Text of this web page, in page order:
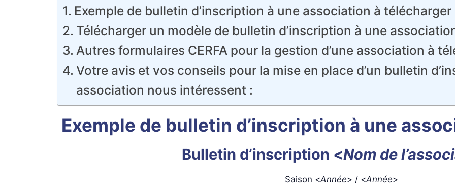
Exemple de bulletin d’inscription à une association à télécharger
Télécharger un modèle de bulletin d’inscription à une
Autres formulaires CERFA pour la gestion d’une association à
Votre avis et vos conseils pour la mise en place d’un bulletin
association nous intéressent :
Exemple de bulletin d’inscription à une
Bulletin d’inscription <Nom de
Saison <Année> / <Année>